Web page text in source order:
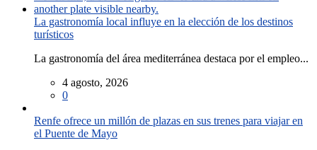
La gastronomía local influye en la elección de los destinos
turísticos
La gastronomía del área mediterránea destaca por el empleo...
4 agosto, 2026
0
Renfe ofrece un millón de plazas en sus trenes para viajar en
el Puente de Mayo